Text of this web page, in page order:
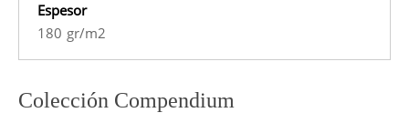
Espesor
180 gr/m2
Colección Compendium